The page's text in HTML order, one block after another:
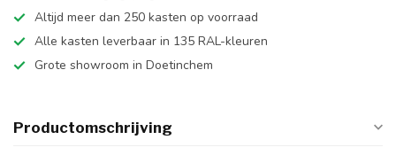
Altijd meer dan 250 kasten op voorraad
Alle kasten leverbaar in 135 RAL-kleuren
Grote showroom in Doetinchem
Productomschrijving